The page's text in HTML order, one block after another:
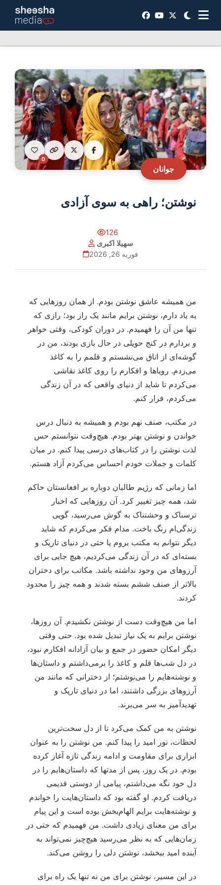
جوانان
0
نوشتن؛ راهی به سوی آزادی
126
سهیلا اکبری
فوریه 26, 2026
من همیشه عاشق نوشتن بودم. از همان روزهایی که
به یاد دارم، نوشتن برایم مانند یک راز بود؛ رازی که
تنها من آن را فهمیدم. در دوران کودکی، وقتی خواهر
و بردارم در کنج حویلی در حال بازی بودند، من در
گوشه‌ای از اتاق می‌نشستم و قلمم را به کاغذ
می‌زدم. رویاها و افکارم را روی کاغذ نقاشی
می‌کردم تا شاید از دنیای واقعی که در آن زندگی
می‌کردم، فرار کنم.
در مکتب، صنف نهم بودم و همیشه به دنبال درس
خواندن و نوشتن بهتر بودم. هیچ‌وقت نتوانستم حس
لذت نوشتن را در کتاب‌های درسی پیدا کنم. در میان
کلمات و جملات خودم احساس می‌کردم آزاد هستم.
اما زمانی که رژیم طالبان دوباره بر افغانستان حاکم
شد، همه چیز تغییر کرد. آن روزهایی که اخبار
ترسناک و وحشتناک به گوش می‌رسید، گویی
زندگی‌ام رنگ باخت. مدام فکر می‌کردم که شاید
دیگر نتوانم به مکتب بروم یا حتی در دنیای تاریک و
بسته‌ای که در آن زندگی می‌کردیم، هیچ جایی برای
آرزوهای من وجود نداشته باشد. مکاتب برای دختران
بالاتر از صنف ششم بسته شدند و همه چیز را محدود
کردند.
اما من هیچ‌وقت دست از نوشتن نکشیدم. آن روزها،
نوشتن برایم به یک نیاز تبدیل شده بود. حتی وقتی
دیگر امکان حضور در جمع و بیان آزادانه افکارم نبود،
در دل شب‌ها قلم و کاغذ را برمی‌داشتم و داستان‌ها
و نوشته‌هایم را می‌نوشتم؛ از دخترانی که مانند من
آرزوهای بزرگی داشتند، اما در دنیای تاریک و
تهدیدآمیز به سر می‌برند.
نوشتن به من کمک می‌کرد تا از دل سخت‌ترین
لحظات، نور امید را پیدا کنم. من نوشتن را به عنوان
ابزاری برای مقاومت و ادامه زندگی تازه‌ آغاز کرده
بودم. در یک روز، پس از مدتها که داستان‌هایم را در
دل خود نگه می‌داشتم، پیامی از دوستی قدیمی
دریافت کردم. او گفته بود که داستان‌هایت را خواندم
و نوشته‌هایت برایم الهام‌بخش بوده است و این پیام
برای من معنای زیادی داشت. من فهمیدم که حتی در
زمان‌هایی که به نظر می‌رسید هیچ‌چیز نمی‌تواند به
آینده امید ببخشد، نوشتن دلی را روشن می‌کند.
در این مسیر، نوشتن برای من نه تنها یک راه برای